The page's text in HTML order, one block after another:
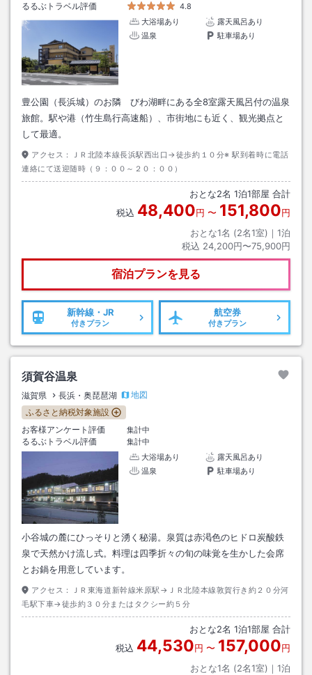
るるぶトラベル評価
4.8
大浴場あり
露天風呂あり
温泉
駐車場あり
豊公園（長浜城）のお隣 びわ湖畔にある全8室露天風呂付の温泉
旅館。駅や港（竹生島行高速船）、市街地にも近く、観光拠点と
して最適。
アクセス：
ＪＲ北陸本線長浜駅西出口→徒歩約１０分※ 駅到着時に電話
連絡にて送迎随時（９：００～２０：００）
おとな2名 1泊1部屋 合計
税込 48,400円 〜 151,800円
おとな1名 (2名1室)｜ 1泊
税込 24,200円〜75,900円
宿泊プランを見る
新幹線・JR
付きプラン
航空券
付きプラン
須賀谷温泉
滋賀県 長浜・奥琵琶湖
地図
ふるさと納税対象施設
お客様アンケート評価
集計中
るるぶトラベル評価
集計中
大浴場あり
露天風呂あり
温泉
駐車場あり
小谷城の麓にひっそりと湧く秘湯。泉質は赤渇色のヒドロ炭酸鉄
泉で天然かけ流し式。料理は四季折々の旬の味覚を生かした会席
とお鍋を用意しています。
アクセス：
ＪＲ東海道新幹線米原駅→ＪＲ北陸本線敦賀行き約２０分河
毛駅下車→徒歩約３０分またはタクシー約５分
おとな2名 1泊1部屋 合計
税込 44,530円 〜 157,000円
おとな1名 (2名1室)｜ 1泊